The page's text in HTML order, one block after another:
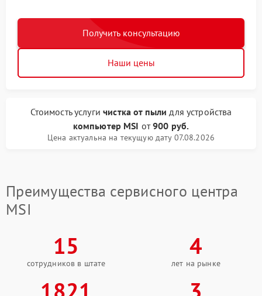
Получить консультацию
Наши цены
Стоимость услугичистка от пыли для устройства
компьютер MSI от900 руб.
Цена актуальна на текущую дату 07.08.2026
Преимущества сервисного центра
MSI
15
сотрудников в штате
4
лет на рынке